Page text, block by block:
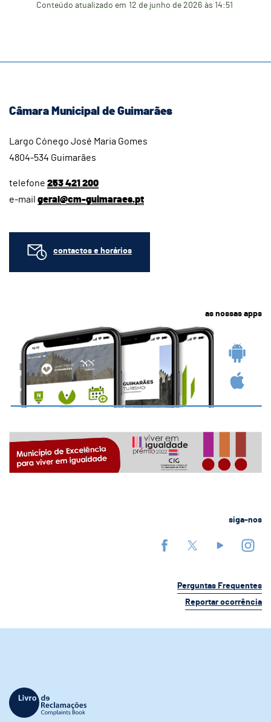
Conteúdo atualizado em 12 de junho de 2026 às 14:51
Câmara Municipal de Guimarães
Largo Cónego José Maria Gomes
4804-534 Guimarães
telefone 253 421 200
e-mail geral@cm-guimaraes.pt
contactos e horários
as nossas apps
siga-nos
Perguntas Frequentes
Reportar ocorrência